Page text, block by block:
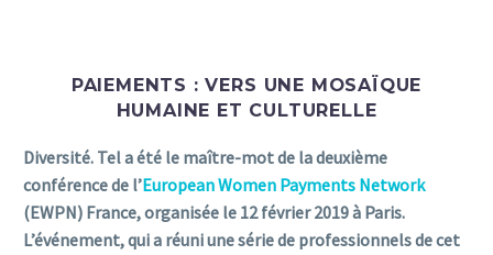
PAIEMENTS : VERS UNE MOSAÏQUE
HUMAINE ET CULTURELLE
Diversité. Tel a été le maître-mot de la deuxième
conférence de l’European Women Payments Network
(EWPN) France, organisée le 12 février 2019 à Paris.
L’événement, qui a réuni une série de professionnels de cet